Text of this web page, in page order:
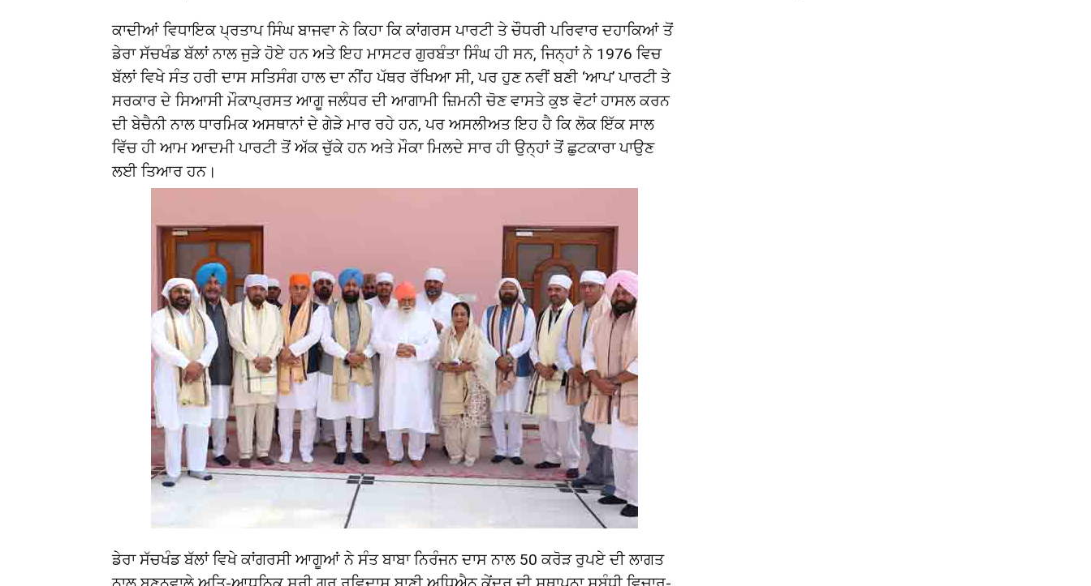
ਕਾਦੀਆਂ ਵਿਧਾਇਕ ਪ੍ਰਤਾਪ ਸਿੰਘ ਬਾਜਵਾ ਨੇ ਕਿਹਾ ਕਿ ਕਾਂਗਰਸ ਪਾਰਟੀ ਤੇ ਚੌਧਰੀ ਪਰਿਵਾਰ ਦਹਾਕਿਆਂ ਤੋਂ
ਡੇਰਾ ਸੱਚਖੰਡ ਬੱਲਾਂ ਨਾਲ ਜੁੜੇ ਹੋਏ ਹਨ ਅਤੇ ਇਹ ਮਾਸਟਰ ਗੁਰਬੰਤਾ ਸਿੰਘ ਹੀ ਸਨ, ਜਿਨ੍ਹਾਂ ਨੇ 1976 ਵਿਚ
ਬੱਲਾਂ ਵਿਖੇ ਸੰਤ ਹਰੀ ਦਾਸ ਸਤਿਸੰਗ ਹਾਲ ਦਾ ਨੀਂਹ ਪੱਥਰ ਰੱਖਿਆ ਸੀ, ਪਰ ਹੁਣ ਨਵੀਂ ਬਣੀ ‘ਆਪ’ ਪਾਰਟੀ ਤੇ
ਸਰਕਾਰ ਦੇ ਸਿਆਸੀ ਮੌਕਾਪ੍ਰਸਤ ਆਗੂ ਜਲੰਧਰ ਦੀ ਆਗਾਮੀ ਜ਼ਿਮਨੀ ਚੋਣ ਵਾਸਤੇ ਕੁਝ ਵੋਟਾਂ ਹਾਸਲ ਕਰਨ
ਦੀ ਬੇਚੈਨੀ ਨਾਲ ਧਾਰਮਿਕ ਅਸਥਾਨਾਂ ਦੇ ਗੇੜੇ ਮਾਰ ਰਹੇ ਹਨ, ਪਰ ਅਸਲੀਅਤ ਇਹ ਹੈ ਕਿ ਲੋਕ ਇੱਕ ਸਾਲ
ਵਿੱਚ ਹੀ ਆਮ ਆਦਮੀ ਪਾਰਟੀ ਤੋਂ ਅੱਕ ਚੁੱਕੇ ਹਨ ਅਤੇ ਮੌਕਾ ਮਿਲਦੇ ਸਾਰ ਹੀ ਉਨ੍ਹਾਂ ਤੋਂ ਛੁਟਕਾਰਾ ਪਾਉਣ
ਲਈ ਤਿਆਰ ਹਨ।
ਡੇਰਾ ਸੱਚਖੰਡ ਬੱਲਾਂ ਵਿਖੇ ਕਾਂਗਰਸੀ ਆਗੂਆਂ ਨੇ ਸੰਤ ਬਾਬਾ ਨਿਰੰਜਨ ਦਾਸ ਨਾਲ 50 ਕਰੋੜ ਰੁਪਏ ਦੀ ਲਾਗਤ